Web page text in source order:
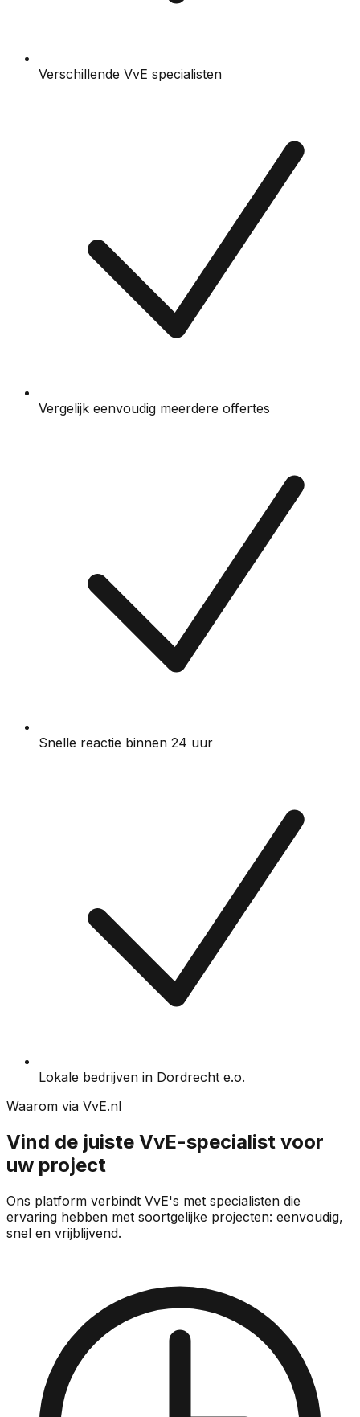
Verschillende VvE specialisten
Vergelijk eenvoudig meerdere offertes
Snelle reactie binnen 24 uur
Lokale bedrijven in Dordrecht e.o.
Waarom via VvE.nl
Vind de juiste VvE-specialist voor
uw project
Ons platform verbindt VvE's met specialisten die
ervaring hebben met soortgelijke projecten: eenvoudig,
snel en vrijblijvend.